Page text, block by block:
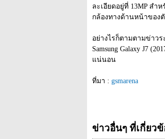
ละเอียดอยู่ที่ 13MP สำ
กล้องทางด้านหน้าของ
อย่างไรก็ตามตามข่าว
Samsung Galaxy J7
แน่นอน
ที่มา : gsmarena
ข่าวอื่นๆ ที่เกี่ยว